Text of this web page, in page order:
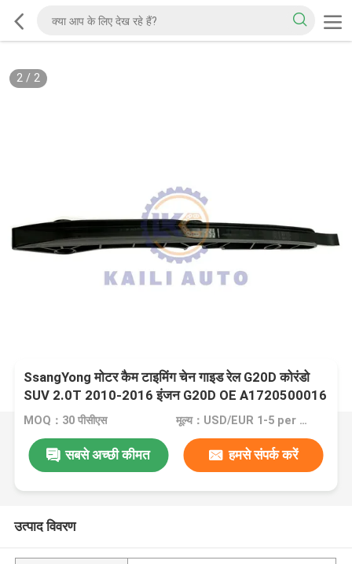
2/ 2
SsangYong मोटर कैम टाइमिंग चेन गाइड रेल G20D कोरंडो
SUV 2.0T 2010-2016 इंजन G20D OE A1720500016
MOQ：30 पीसीएस मूल्य：USD/EUR 1-5 per pcs
सबसे अच्छी कीमत हमसे संपर्क करें
उत्पाद विवरण